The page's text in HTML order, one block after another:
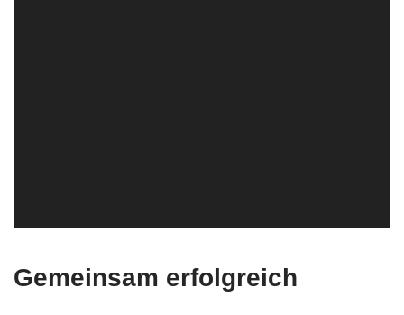
Gemeinsam erfolgreich